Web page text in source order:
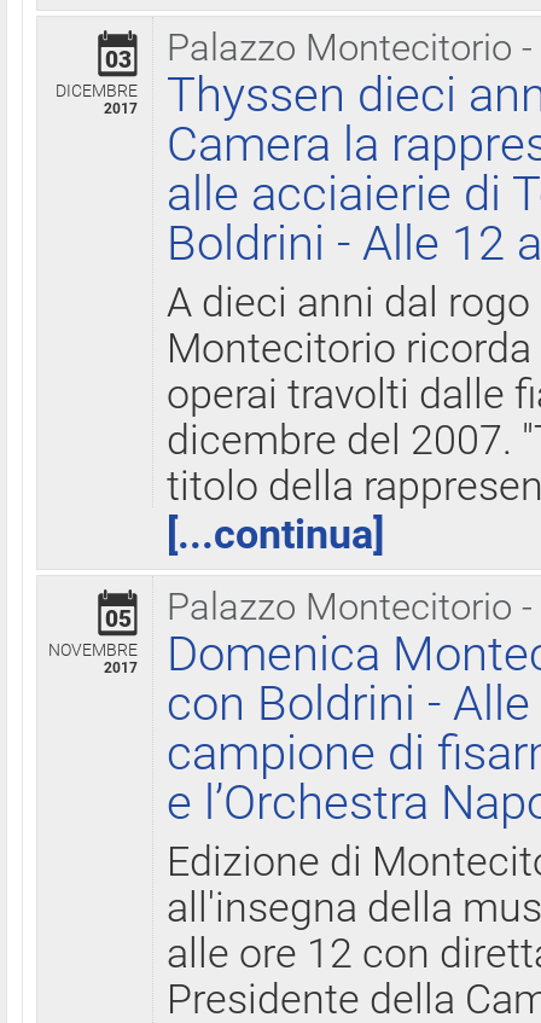
Palazzo Montecitorio
03
DICEMBRE
2017
Thyssen dieci
Camera la
alle acciaierie di
Boldrini - Alle 12
A dieci anni dal
Montecitorio
operai travolti dalle
dicembre del 2007.
titolo della
[...continua]
Palazzo Montecitorio
05
NOVEMBRE
2017
Domenica
con Boldrini -
campione di
e l’Orchestra
Edizione di
all'insegna della
alle ore 12 con
Presidente della